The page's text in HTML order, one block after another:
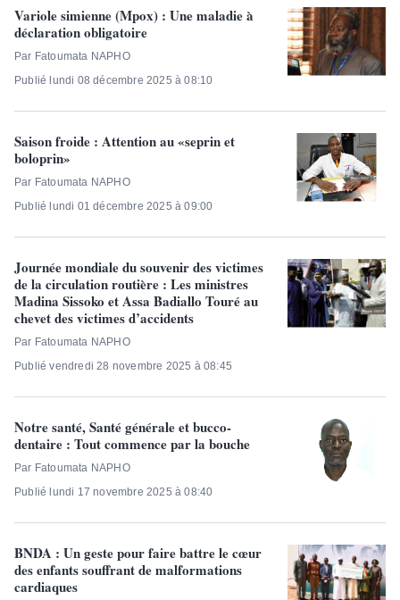
Variole simienne (Mpox) : Une maladie à
déclaration obligatoire
Par Fatoumata NAPHO
Publié lundi 08 décembre 2025 à 08:10
Saison froide : Attention au «seprin et
boloprin»
Par Fatoumata NAPHO
Publié lundi 01 décembre 2025 à 09:00
Journée mondiale du souvenir des victimes
de la circulation routière : Les ministres
Madina Sissoko et Assa Badiallo Touré au
chevet des victimes d’accidents
Par Fatoumata NAPHO
Publié vendredi 28 novembre 2025 à 08:45
Notre santé, Santé générale et bucco-
dentaire : Tout commence par la bouche
Par Fatoumata NAPHO
Publié lundi 17 novembre 2025 à 08:40
BNDA : Un geste pour faire battre le cœur
des enfants souffrant de malformations
cardiaques